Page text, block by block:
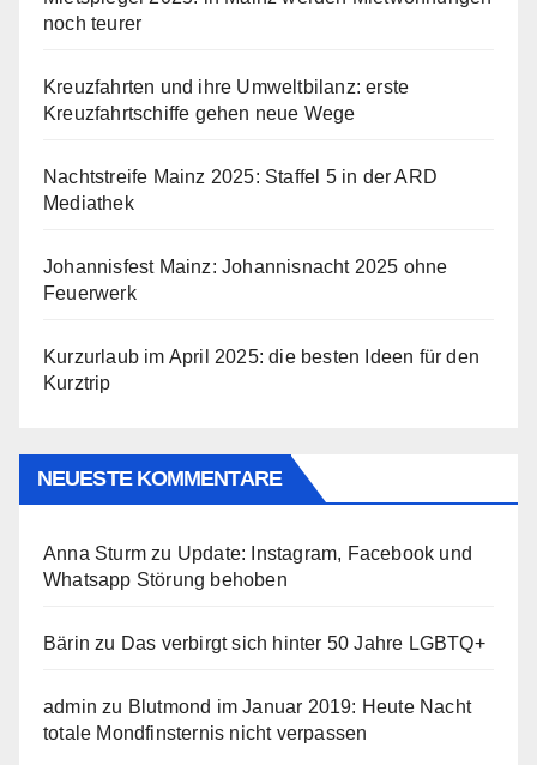
noch teurer
Kreuzfahrten und ihre Umweltbilanz: erste
Kreuzfahrtschiffe gehen neue Wege
Nachtstreife Mainz 2025: Staffel 5 in der ARD
Mediathek
Johannisfest Mainz: Johannisnacht 2025 ohne
Feuerwerk
Kurzurlaub im April 2025: die besten Ideen für den
Kurztrip
NEUESTE KOMMENTARE
Anna Sturm zu Update: Instagram, Facebook und
Whatsapp Störung behoben
Bärin zu Das verbirgt sich hinter 50 Jahre LGBTQ+
admin zu Blutmond im Januar 2019: Heute Nacht
totale Mondfinsternis nicht verpassen